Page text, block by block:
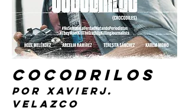
Cocodrilos
Por XavierJ.
Velazco